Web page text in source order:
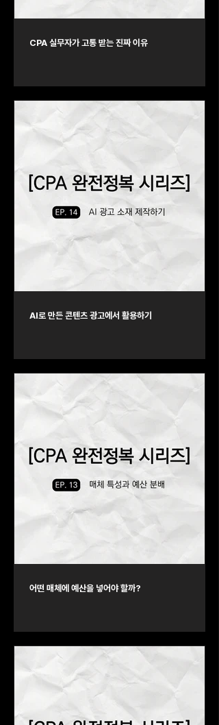
CPA 실무자가 고통 받는 진짜 이유
AI로 만든 콘텐츠 광고에서 활용하기
어떤 매체에 예산을 넣어야 할까?